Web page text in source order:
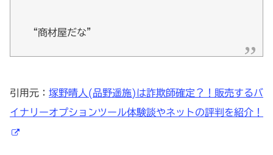
“商材屋だな”
引用元： 塚野晴人(品野遥施)は詐欺師確定？！販売するバ
イナリーオプションツール体験談やネットの評判を紹介！